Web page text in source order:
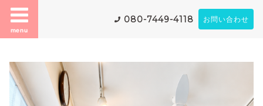
menu
080-7449-4118 お問い合わせ